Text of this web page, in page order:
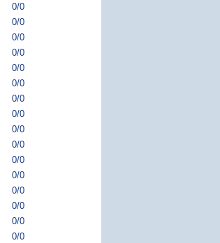
0/0
0/0
0/0
0/0
0/0
0/0
0/0
0/0
0/0
0/0
0/0
0/0
0/0
0/0
0/0
0/0